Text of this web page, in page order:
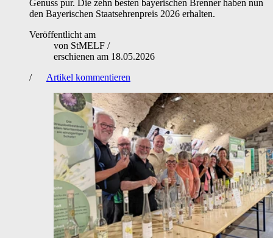
Genuss pur. Die zehn besten bayerischen Brenner haben nun
den Bayerischen Staatsehrenpreis 2026 erhalten.
Veröffentlicht am
von StMELF /
erschienen am 18.05.2026
/
Artikel kommentieren